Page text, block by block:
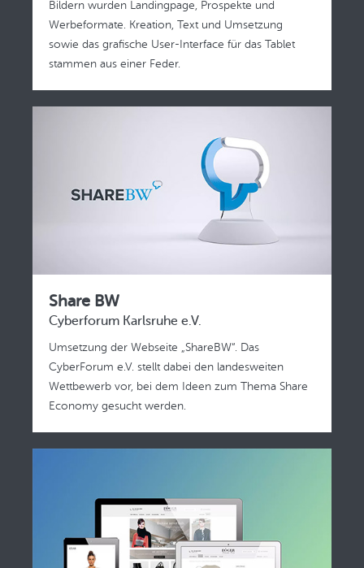
Bildern wurden Landingpage, Prospekte und
Werbeformate. Kreation, Text und Umsetzung
sowie das grafische User-Interface für das Tablet
stammen aus einer Feder.
Share BW
Cyberforum Karlsruhe e.V.
Umsetzung der Webseite „ShareBW“. Das
CyberForum e.V. stellt dabei den landesweiten
Wettbewerb vor, bei dem Ideen zum Thema Share
Economy gesucht werden.